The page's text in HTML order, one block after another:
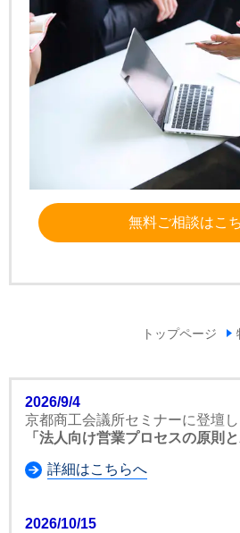
無料ご相談はこ
トップページ
2026/9/4
京都商工会議所セミナーに登壇し
「法人向け営業プロセスの原則と
詳細はこちらへ
2026/10/15